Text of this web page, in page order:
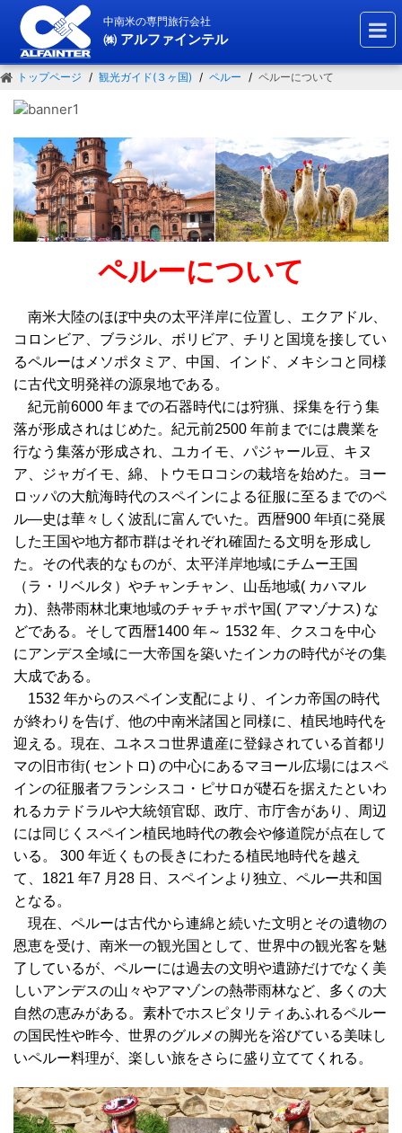
中南米の専門旅行会社
㈱ アルファインテル
トップページ 観光ガイド(３ヶ国) ペルー ペルーについて
ペルーについて
南米大陸のほぼ中央の太平洋岸に位置し、エクアドル、
コロンビア、ブラジル、ボリビア、チリと国境を接してい
るペルーはメソポタミア、中国、インド、メキシコと同様
に古代文明発祥の源泉地である。
紀元前6000 年までの石器時代には狩猟、採集を行う集
落が形成されはじめた。紀元前2500 年前までには農業を
行なう集落が形成され、ユカイモ、パジャール豆、キヌ
ア、ジャガイモ、綿、トウモロコシの栽培を始めた。ヨー
ロッパの大航海時代のスペインによる征服に至るまでのペ
ル―史は華々しく波乱に富んでいた。西暦900 年頃に発展
した王国や地方都市群はそれぞれ確固たる文明を形成し
た。その代表的なものが、太平洋岸地域にチムー王国
（ラ・リベルタ）やチャンチャン、山岳地域( カハマル
カ)、熱帯雨林北東地域のチャチャポヤ国( アマゾナス) な
どである。そして西暦1400 年～ 1532 年、クスコを中心
にアンデス全域に一大帝国を築いたインカの時代がその集
大成である。
1532 年からのスペイン支配により、インカ帝国の時代
が終わりを告げ、他の中南米諸国と同様に、植民地時代を
迎える。現在、ユネスコ世界遺産に登録されている首都リ
マの旧市街( セントロ) の中心にあるマヨール広場にはスペ
インの征服者フランシスコ・ピサロが礎石を据えたといわ
れるカテドラルや大統領官邸、政庁、市庁舎があり、周辺
には同じくスペイン植民地時代の教会や修道院が点在して
いる。 300 年近くもの長きにわたる植民地時代を越え
て、1821 年7 月28 日、スペインより独立、ペルー共和国
となる。
現在、ペルーは古代から連綿と続いた文明とその遺物の
恩恵を受け、南米一の観光国として、世界中の観光客を魅
了しているが、ペルーには過去の文明や遺跡だけでなく美
しいアンデスの山々やアマゾンの熱帯雨林など、多くの大
自然の恵みがある。素朴でホスピタリティあふれるペルー
の国民性や昨今、世界のグルメの脚光を浴びている美味し
いペルー料理が、楽しい旅をさらに盛り立ててくれる。